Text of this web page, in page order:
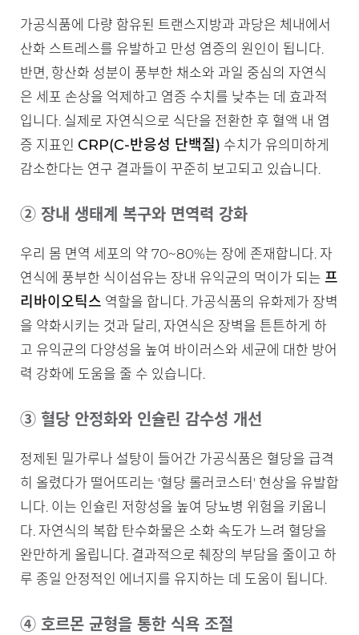
가공식품에 다량 함유된 트랜스지방과 과당은 체내에서
산화 스트레스를 유발하고 만성 염증의 원인이 됩니다.
반면, 항산화 성분이 풍부한 채소와 과일 중심의 자연식
은 세포 손상을 억제하고 염증 수치를 낮추는 데 효과적
입니다. 실제로 자연식으로 식단을 전환한 후 혈액 내 염
증 지표인 CRP(C-반응성 단백질) 수치가 유의미하게
감소한다는 연구 결과들이 꾸준히 보고되고 있습니다.
② 장내 생태계 복구와 면역력 강화
우리 몸 면역 세포의 약 70~80%는 장에 존재합니다. 자
연식에 풍부한 식이섬유는 장내 유익균의 먹이가 되는 프
리바이오틱스 역할을 합니다. 가공식품의 유화제가 장벽
을 약화시키는 것과 달리, 자연식은 장벽을 튼튼하게 하
고 유익균의 다양성을 높여 바이러스와 세균에 대한 방어
력 강화에 도움을 줄 수 있습니다.
③ 혈당 안정화와 인슐린 감수성 개선
정제된 밀가루나 설탕이 들어간 가공식품은 혈당을 급격
히 올렸다가 떨어뜨리는 '혈당 롤러코스터' 현상을 유발합
니다. 이는 인슐린 저항성을 높여 당뇨병 위험을 키웁니
다. 자연식의 복합 탄수화물은 소화 속도가 느려 혈당을
완만하게 올립니다. 결과적으로 췌장의 부담을 줄이고 하
루 종일 안정적인 에너지를 유지하는 데 도움이 됩니다.
④ 호르몬 균형을 통한 식욕 조절